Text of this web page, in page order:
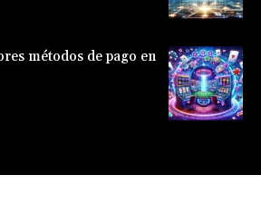
métodos de pago en